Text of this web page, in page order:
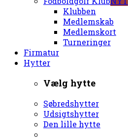
Klubben
Medlemskab
Medlemskort
Turneringer
Firmatur
Hytter
Vælg hytte
Søbredshytter
Udsigtshytter
Den lille hytte